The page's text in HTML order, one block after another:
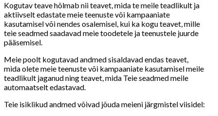
Kogutav teave hõlmab nii teavet, mida te meile teadlikult ja
aktiivselt edastate meie teenuste või kampaaniate
kasutamisel või nendes osalemisel, kui ka kogu teavet, mille
teie seadmed saadavad meie toodetele ja teenustele juurde
pääsemisel.
Meie poolt kogutavad andmed sisaldavad endas teavet,
mida olete meie teenuste või kampaaniate kasutamisel meile
teadlikult jaganud ning teavet, mida Teie seadmed meile
automaatselt edastavad.
Teie isiklikud andmed võivad jõuda meieni järgmistel viisidel: